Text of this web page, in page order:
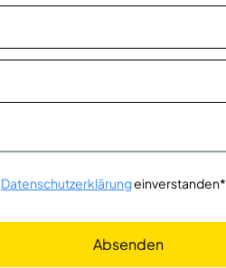
Datenschutzerklärungeinverstanden*
Absenden